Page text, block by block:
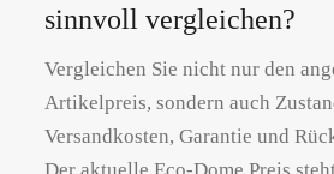
sinnvoll vergleichen?
Vergleichen Sie nicht nur den
Artikelpreis, sondern auch
Versandkosten, Garantie und